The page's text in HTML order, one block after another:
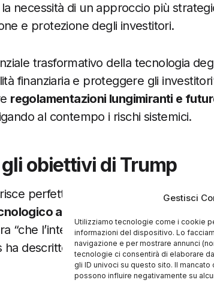
Gestisci
Utilizziamo tecnologie come i cookie
informazioni del dispositivo. Lo
navigazione e per mostrare annunci
tecnologie ci consentirà di elaborare
gli ID univoci su questo sito. Il
possono influire negativamente su
necessità di un approccio più
e protezione degli investitori.
trasformativo della tecnologia
finanziaria e proteggere gli
regolamentazioni lungimiranti e
al contempo i rischi sistemici.
obiettivi di Trump
perfettamente nella
visione più
americano
“che l’intero mondo funzioni sulla
ha descritto il rapporto del PWG